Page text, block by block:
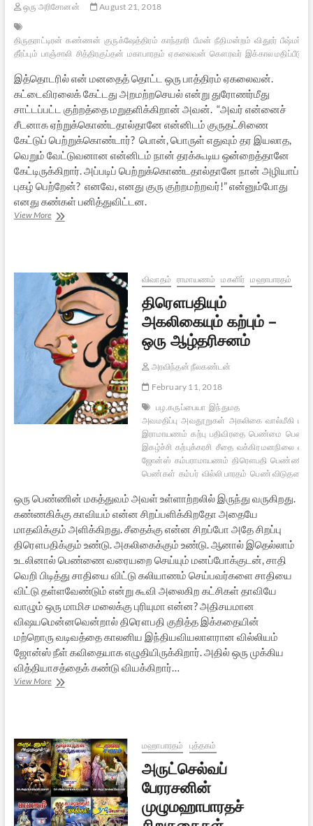
ஒரு அரிசோனன் August 21, 2018
திருதராட்டிரன் கண்ணன் குருக்ஷேத்திரம் காந்தாரி பீமன் நீதிமன்றம் விதுரர் பீஷ்மர்
தீர்ப்பும் பாஞ்சாலி சித்திரகுப்தன் மகாபாரதம் ஏகலைவன் கௌரவர் இக்கால மதிப்பீடு
இத்தொடரில் என் மனதைத் தொட்ட ஒரு பாத்திரம் ஏகலைவன்.
கட்டைவிரலைக் கேட்டது அறமற்றசெயல் என்று துரோணர்மீது
சாட்டப்பட்ட குற்றத்தை மறுதளிக்கிறான் அவன். “அவர் என்னைச்
சீடனாக ஏற்றுக்கொண்டதால்தானே என்னிடம் குருதட்சிணை
கேட்டுப் பெற்றுக்கொண்டார்? பொன், பொருள் எதுவும் தர இயலாத,
வெறும் வேட்டுவனான என்னிடம் நான் தரக்கூடிய ஒன்றைத்தானே
கேட்டிருக்கிறார். அப்படிப் பெற்றுக்கொண்டதால்தானே நான் அழியாப்
புகழ் பெற்றேன்? எனவே, எனது குரு குற்றமற்றவர்!” என்னும்போது
எனது கண்கள் பனித்துவிட்டன.
View Moreதர்மக்ஷேத்திரம்
விவாதம்
ராமாயணம் மகளிர் மஹாபாரதம்
திரௌபதியும்
அகலிகையும் கற்பும் –
ஒரு ஆழ்தரிசனம்
அரவிந்தன் நீலகண்டன்
February 11, 2018
பழ.கருப்பையா இந்துமத
அவமதிப்பு அவதூறுகள் அகலிகை வால்மீகி
இராமாயணம் கற்பு பதிவிரதை பெண்மை பெண்
இகழ்ச்சி கற்புக்கரசி சீதை வக்கிர மனநிலை
ஜோன்ஸ் கம்பராமாயணம் திரௌபதி
பெண்கள் கம்பர் வில்லி பாரதம் பெண் விடுதலை
ஒரு பெண்ணின் மகத்துவம் அவள் உள்ளாற்றலில் இருந்து வருகிறது.
கண்ணகிக்கு காவியம் என்ன சிறப்பளிக்கிறதோ அதையே
மாதவிக்கும் அளிக்கிறது. சீதைக்கு என்ன சிறப்போ அதே சிறப்பு
திரௌபதிக்கும் உண்டு. அகலிகைக்கும் உண்டு. ஆனால் இதெல்லாம்
உடலினால் பெண்ணை வரையறை செய்யும் மனப்போக்குடன், சாதி
வெறி பிடித்து சாதியை விட்டு கலியாணம் செய்பவர்களை சாதியை
விட்டு தள்ளவேண்டும் என்று கூவி அலைகிற கட்சிகள் தாவியே
வாழும் ஒரு மாமிச மலைக்கு புரியுமா என்ன? அதிசயமான
விஷயமென்னவென்றால் திரௌபதி குறித்த இக்கதையின்
மற்றொரு வடிவத்தை காலனிய இந்தியவியலாளரான வில்லியம்
ஜோன்ஸ் நீள் கவிதையாக எழுதியிருக்கிறார். அதில் ஒரு முக்கிய
வித்தியாசத்தைக் கண்டு வியக்கிறார்…
View Moreதிரௌபதியும்
ஆழ்தரிசனம்
மஹாபாரதம் புத்தகம்
அருட்செல்வப்
பேரரசனின்
முழுமஹாபாரதச்